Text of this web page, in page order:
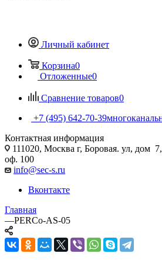
Личный кабинет
Корзина0
Отложенные0
Сравнение товаров0
+7 (495) 642-70-39
Контактная информация
111020, Москва г, Боровая. ул, дом
оф. 100
info@sec-s.ru
Вконтакте
Главная
—PERCo-AS-05